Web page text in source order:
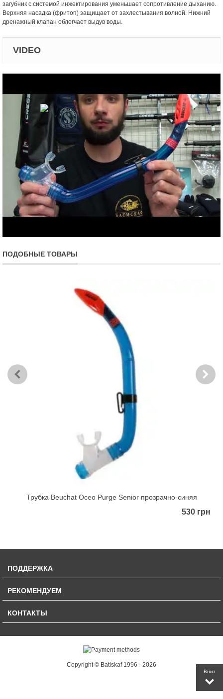
Вниз
загубник с системой инжектирования уменьшает сопротивление дыханию.
Верхняя насадка (фритоп) защищает от захлестывания волной. Нижний
дренажный клапан облегчает выдув воды.
VIDEO
ПОДОБНЫЕ ТОВАРЫ
Трубка Beuchat Oceo Purge Senior прозрачно-синяя
530 грн
ПОДДЕРЖКА
РЕКОМЕНДУЕМ
КОНТАКТЫ
Copyright © Batiskaf 1996 - 2026